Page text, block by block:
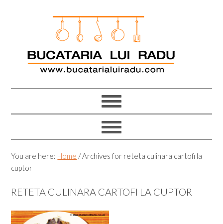
You are here: Home /Archives for reteta culinara cartofi la
cuptor
RETETA CULINARA CARTOFI LA CUPTOR